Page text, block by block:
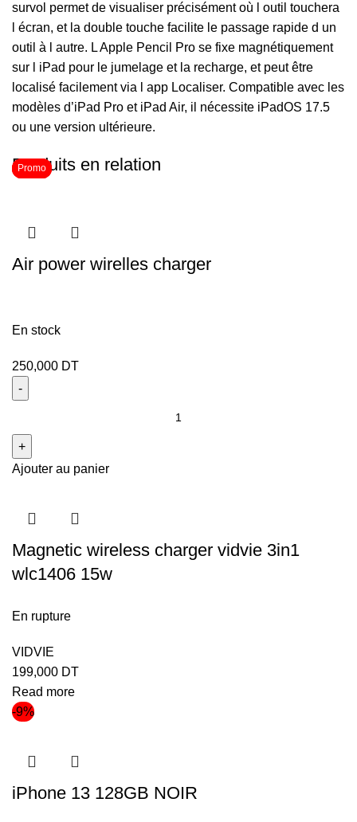
survol permet de visualiser précisément où l outil touchera
l écran, et la double touche facilite le passage rapide d un
outil à l autre. L Apple Pencil Pro se fixe magnétiquement
sur l iPad pour le jumelage et la recharge, et peut être
localisé facilement via l app Localiser. Compatible avec les
modèles d’iPad Pro et iPad Air, il nécessite iPadOS 17.5
ou une version ultérieure.
Produits en relation
Air power wirelles charger
En stock
250,000 DT
Ajouter au panier
Magnetic wireless charger vidvie 3in1
wlc1406 15w
En rupture
VIDVIE
199,000 DT
Read more
-9%
Promo
iPhone 13 128GB NOIR
Promo
Promo